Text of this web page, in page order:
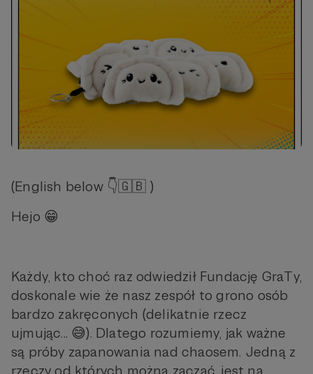
(English below 👇🇬🇧 )
Hejo 😁
Każdy, kto choć raz odwiedził Fundację GraTy,
doskonale wie że nasz zespół to grono osób
bardzo zakręconych (delikatnie rzecz
ujmując... 😅). Dlatego rozumiemy, jak ważne
są próby zapanowania nad chaosem. Jedną z